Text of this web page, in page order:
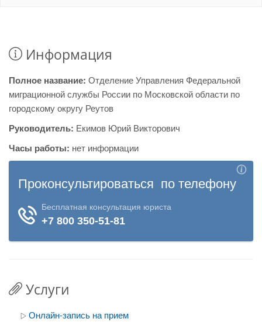
Информация
Полное название: Отделение Управления Федеральной
миграционной службы России по Московской области по
городскому округу Реутов
Руководитель: Екимов Юрий Викторович
Часы работы: нет информации
Услуги
Онлайн-запись на прием